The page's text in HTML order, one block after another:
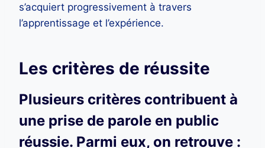
s’acquiert progressivement à travers
l’apprentissage et l’expérience.
Les critères de réussite
Plusieurs critères contribuent à
une prise de parole en public
réussie. Parmi eux, on retrouve :